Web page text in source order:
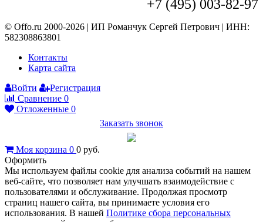
+7 (495) 003-82-97
© Offo.ru 2000-2026 | ИП Романчук Сергей Петрович | ИНН:
582308863801
Контакты
Карта сайта
Войти
Регистрация
Сравнение 0
Отложенные 0
Заказать звонок
Моя корзина 0 0 руб.
Оформить
Мы используем файлы cookie для анализа событий на нашем
веб-сайте, что позволяет нам улучшать взаимодействие с
пользователями и обслуживание. Продолжая просмотр
страниц нашего сайта, вы принимаете условия его
использования. В нашей Политике сбора персональных